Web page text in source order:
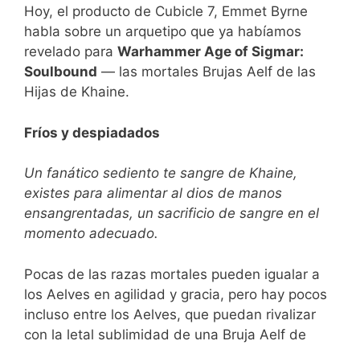
Hoy, el producto de Cubicle 7, Emmet Byrne
habla sobre un arquetipo que ya habíamos
revelado para Warhammer Age of Sigmar:
Soulbound — las mortales Brujas Aelf de las
Hijas de Khaine.
Fríos y despiadados
Un fanático sediento te sangre de Khaine,
existes para alimentar al dios de manos
ensangrentadas, un sacrificio de sangre en el
momento adecuado.
Pocas de las razas mortales pueden igualar a
los Aelves en agilidad y gracia, pero hay pocos
incluso entre los Aelves, que puedan rivalizar
con la letal sublimidad de una Bruja Aelf de